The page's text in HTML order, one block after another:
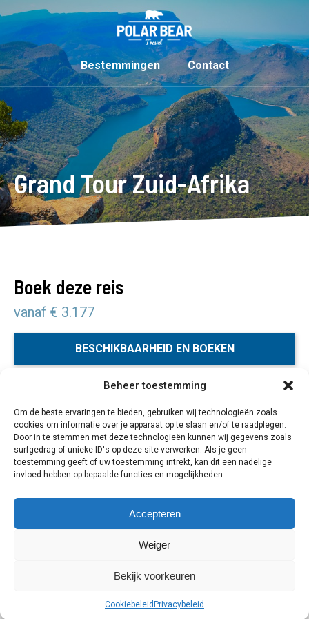
Beheer toestemming
Om de beste ervaringen te bieden, gebruiken wij technologieën zoals
cookies om informatie over je apparaat op te slaan en/of te raadplegen.
Door in te stemmen met deze technologieën kunnen wij gegevens zoals
surfgedrag of unieke ID's op deze site verwerken. Als je geen
toestemming geeft of uw toestemming intrekt, kan dit een nadelige
invloed hebben op bepaalde functies en mogelijkheden.
Accepteren
Weiger
Bekijk voorkeuren
Cookiebeleid Privacybeleid
Bestemmingen Contact
Grand Tour Zuid-Afrika
Boek deze reis
vanaf € 3.177
BESCHIKBAARHEID EN BOEKEN
rondreis de big 5 in Timbavati/Kruger, Panorama route,
authentiek Swaziland, de nijlpaarden in St. Lucia, de
majestueuze Drakensbergen, strand dag aan de Indische
Oceaan, de olifanten en wildlife in Addo, Tuinroute,
struisfvogelhoofdstad Oudtshoorn, Route 62,
Stellenbosch en Kaapstad.
23 dagen
Cookiebeleid Privacybeleid